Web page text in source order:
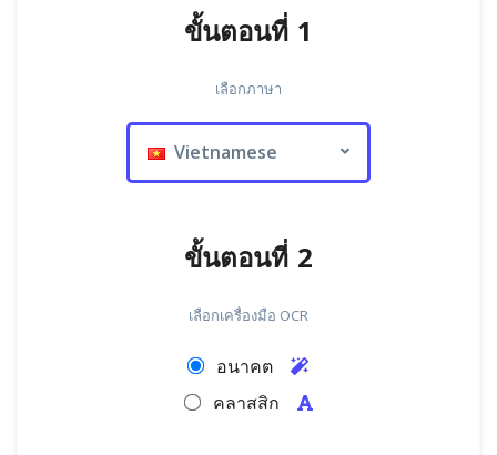
ขั้นตอนที่ 1
เลือกภาษา
Vietnamese
ขั้นตอนที่ 2
เลือกเครื่องมือ OCR
อนาคต
คลาสสิก